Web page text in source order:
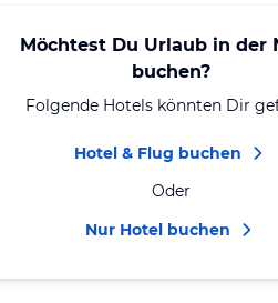
Möchtest Du Urlaub in der
buchen?
Folgende Hotels könnten Dir
Hotel & Flug buchen
Oder
Nur Hotel buchen